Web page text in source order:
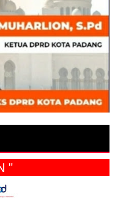
" IKLAN "